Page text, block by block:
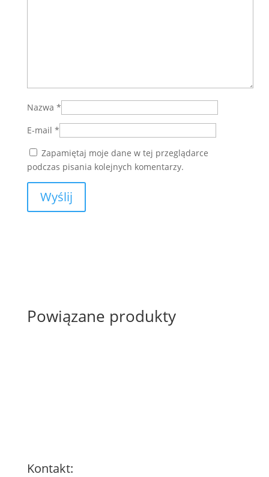
Nazwa *
E-mail *
Zapamiętaj moje dane w tej przeglądarce
podczas pisania kolejnych komentarzy.
Powiązane produkty
Kontakt: